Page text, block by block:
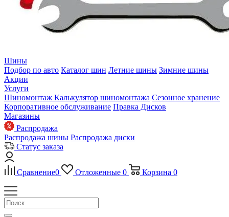
Шины
Подбор по авто Каталог шин Летние шины Зимние шины
Акции
Услуги
Шиномонтаж Калькулятор шиномонтажа Сезонное хранение
Корпоративное обслуживание Правка Дисков
Магазины
Распродажа
Распродажа шины Распродажа диски
Статус заказа
Сравнение0 Отложенные 0 Корзина 0